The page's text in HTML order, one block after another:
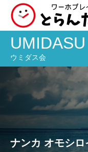
UMIDASU
ウミダス会
ナンカ オモシ